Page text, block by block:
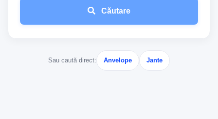
Căutare
Sau caută direct: Anvelope Jante